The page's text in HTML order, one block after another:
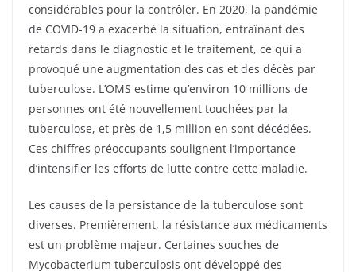
considérables pour la contrôler. En 2020, la pandémie
de COVID-19 a exacerbé la situation, entraînant des
retards dans le diagnostic et le traitement, ce qui a
provoqué une augmentation des cas et des décès par
tuberculose. L’OMS estime qu’environ 10 millions de
personnes ont été nouvellement touchées par la
tuberculose, et près de 1,5 million en sont décédées.
Ces chiffres préoccupants soulignent l’importance
d’intensifier les efforts de lutte contre cette maladie.
Les causes de la persistance de la tuberculose sont
diverses. Premièrement, la résistance aux médicaments
est un problème majeur. Certaines souches de
Mycobacterium tuberculosis ont développé des